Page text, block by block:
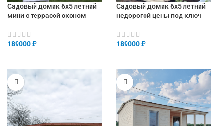
Садовый домик 6х5 летний
мини с террасой эконом
189000₽
Садовый домик 6х5 летний
недорогой цены под ключ
189000₽